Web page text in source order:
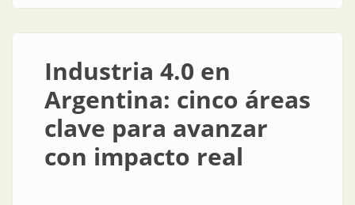
Industria 4.0 en
Argentina: cinco áreas
clave para avanzar
con impacto real